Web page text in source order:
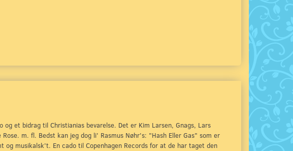
et bidrag til Christianias bevarelse. Det er Kim Larsen, Gnags, Lars
m. fl. Bedst kan jeg dog li' Rasmus Nøhr's: "Hash Eller Gas" som er
musikalsk't. En cado til Copenhagen Records for at de har taget den